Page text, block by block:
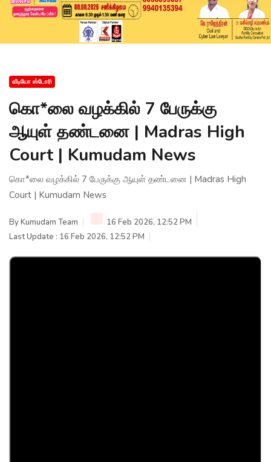
வீடியோ ஸ்டோரி
கொ*லை வழக்கில் 7 பேருக்கு
ஆயுள் தண்டனை | Madras High
Court | Kumudam News
கொ*லை வழக்கில் 7 பேருக்கு ஆயுள் தண்டனை | Madras High
Court | Kumudam News
ByKumudam Team
16 Feb 2026, 12:52 PM
Last Update : 16 Feb 2026, 12:52 PM